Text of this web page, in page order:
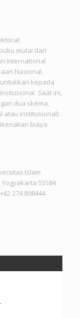
mulai dari
International
Nasional.
kepada
Saat ini,
dua skema,
atau institusional).
biaya
Islam
55584
274 898444